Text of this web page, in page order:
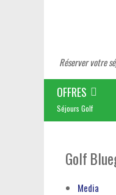
Réserver votre
OFFRES
Séjours Golf
Golf
Media